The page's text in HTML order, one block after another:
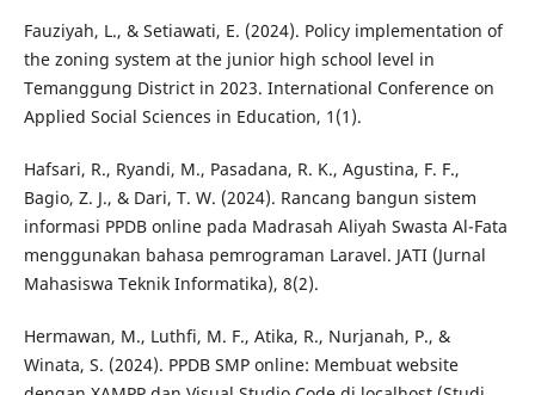
Fauziyah, L., & Setiawati, E. (2024). Policy implementation of
the zoning system at the junior high school level in
Temanggung District in 2023. International Conference on
Applied Social Sciences in Education, 1(1).
Hafsari, R., Ryandi, M., Pasadana, R. K., Agustina, F. F.,
Bagio, Z. J., & Dari, T. W. (2024). Rancang bangun sistem
informasi PPDB online pada Madrasah Aliyah Swasta Al-Fata
menggunakan bahasa pemrograman Laravel. JATI (Jurnal
Mahasiswa Teknik Informatika), 8(2).
Hermawan, M., Luthfi, M. F., Atika, R., Nurjanah, P., &
Winata, S. (2024). PPDB SMP online: Membuat website